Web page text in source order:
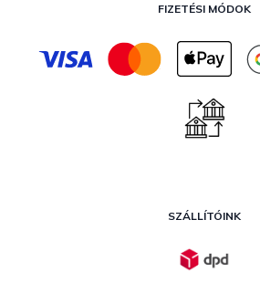
FIZETÉSI MÓDOK
SZÁLLÍTÓINK